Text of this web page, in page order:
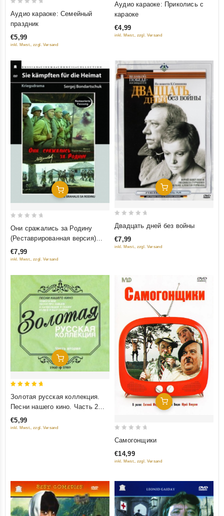
out
5
Аудио караоке: Семейный
праздник
€5,99
inkl. Mwst., zzgl. Versand
out
5
Аудио караоке: Приколись с
караоке
€4,99
inkl. Mwst., zzgl. Versand
Добавить В Корзину
5
Они сражались за Родину
(Реставрированная версия)
(Diamant)
€7,99
inkl. Mwst., zzgl. Versand
Добавить В Корзину
out
of
Двадцать дней без войны
€7,99
inkl. Mwst., zzgl. Versand
Добавить В Корзину
Золотая русская коллекция.
Песни нашего кино. Часть 2
(ZYX)
€5,99
inkl. Mwst., zzgl. Versand
Добавить В Корзину
of
Самогонщики
€14,99
inkl. Mwst., zzgl. Versand